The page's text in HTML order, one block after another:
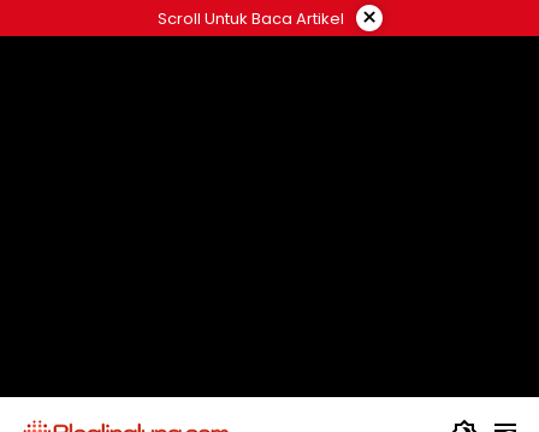
to
Scroll Untuk Baca Artikel ×